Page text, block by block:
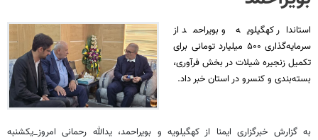
استاندار کهگیلویه و بویراحمد از
سرمایه‌گذاری ۵۰۰ میلیارد تومانی برای
تکمیل زنجیره شیلات در بخش فرآوری،
بسته‌بندی و کنسرو در استان خبر داد.
به گزارش خبرگزاری ایمنا از کهگیلویه و بویراحمد، یدالله رحمانی امروز_یکشنبه